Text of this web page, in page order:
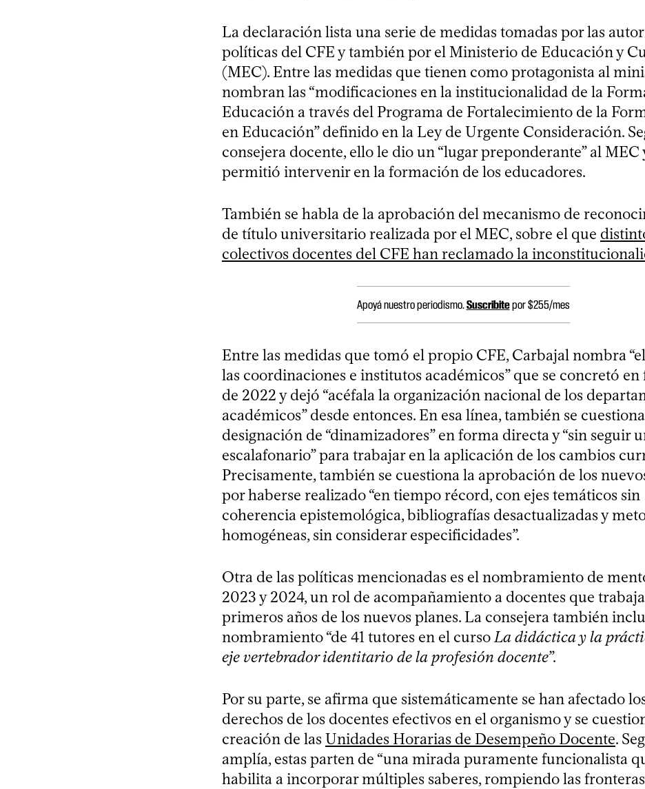
La declaración lista una serie de medidas tomadas por las
políticas del CFE y también por el Ministerio de Educación y
(MEC). Entre las medidas que tienen como protagonista al
nombran las “modificaciones en la institucionalidad de la
Educación a través del Programa de Fortalecimiento de la
en Educación” definido en la Ley de Urgente Consideración.
consejera docente, ello le dio un “lugar preponderante” al MEC
permitió intervenir en la formación de los educadores.
También se habla de la aprobación del mecanismo de
de título universitario realizada por el MEC, sobre el que
colectivos docentes del CFE han reclamado la
Apoyá nuestro periodismo.Suscribitepor $255/mes
Entre las medidas que tomó el propio CFE, Carbajal nombra
las coordinaciones e institutos académicos” que se concretó
de 2022 y dejó “acéfala la organización nacional de los
académicos” desde entonces. En esa línea, también se
designación de “dinamizadores” en forma directa y “sin seguir
escalafonario” para trabajar en la aplicación de los cambios
Precisamente, también se cuestiona la aprobación de los
por haberse realizado “en tiempo récord, con ejes temáticos sin
coherencia epistemológica, bibliografías desactualizadas y
homogéneas, sin considerar especificidades”.
Otra de las políticas mencionadas es el nombramiento de
2023 y 2024, un rol de acompañamiento a docentes que
primeros años de los nuevos planes. La consejera también
nombramiento “de 41 tutores en el cursoLa didáctica y la
eje vertebrador identitario de la profesión docente”.
Por su parte, se afirma que sistemáticamente se han afectado
derechos de los docentes efectivos en el organismo y se
creación de lasUnidades Horarias de Desempeño Docente.
amplía, estas parten de “una mirada puramente funcionalista
habilita a incorporar múltiples saberes, rompiendo las